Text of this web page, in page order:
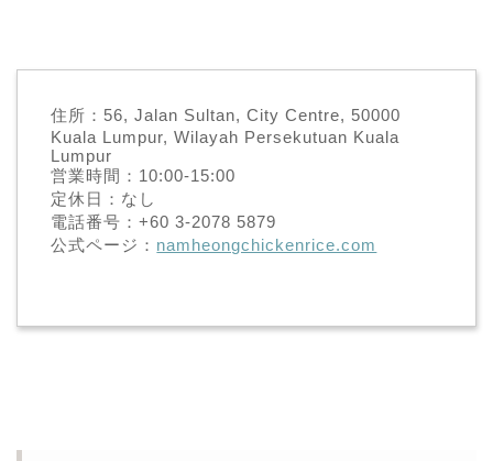
住所：56, Jalan Sultan, City Centre, 50000
Kuala Lumpur, Wilayah Persekutuan Kuala
Lumpur
営業時間：10:00-15:00
定休日：なし
電話番号：+60 3-2078 5879
公式ページ： namheongchickenrice.com